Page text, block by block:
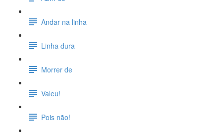
Andar na linha
Linha dura
Morrer de
Valeu!
Pois não!